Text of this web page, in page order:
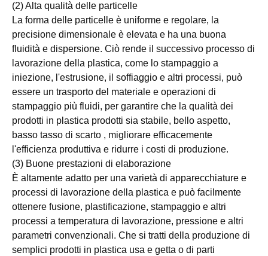
(2) Alta qualità delle particelle
La forma delle particelle è uniforme e regolare, la
precisione dimensionale è elevata e ha una buona
fluidità e dispersione. Ciò rende il successivo processo di
lavorazione della plastica, come lo stampaggio a
iniezione, l'estrusione, il soffiaggio e altri processi, può
essere un trasporto del materiale e operazioni di
stampaggio più fluidi, per garantire che la qualità dei
prodotti in plastica prodotti sia stabile, bello aspetto,
basso tasso di scarto , migliorare efficacemente
l'efficienza produttiva e ridurre i costi di produzione.
(3) Buone prestazioni di elaborazione
È altamente adatto per una varietà di apparecchiature e
processi di lavorazione della plastica e può facilmente
ottenere fusione, plastificazione, stampaggio e altri
processi a temperatura di lavorazione, pressione e altri
parametri convenzionali. Che si tratti della produzione di
semplici prodotti in plastica usa e getta o di parti